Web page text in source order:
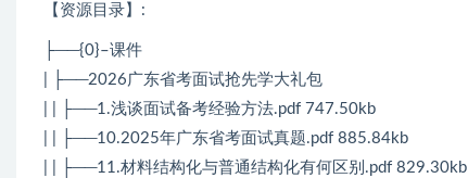
【资源目录】:
├──{0}–课件
| ├──2026广东省考面试抢先学大礼包
| | ├──1.浅谈面试备考经验方法.pdf 747.50kb
| | ├──10.2025年广东省考面试真题.pdf 885.84kb
| | ├──11.材料结构化与普通结构化有何区别.pdf 829.30kb